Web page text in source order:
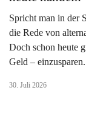
Spricht man in der
die Rede von
Doch schon heute
Geld – einzusparen.
30. Juli 2026